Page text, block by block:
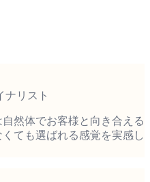
ナリスト
然体でお客様と向き合える
ても選ばれる感覚を実感し